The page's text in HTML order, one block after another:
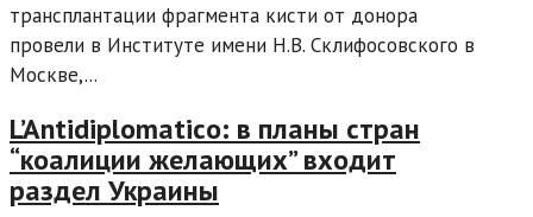
трансплантации фрагмента кисти от донора
провели в Институте имени Н.В. Склифосовского в
Москве,...
L’Antidiplomatico: в планы стран
“коалиции желающих” входит
раздел Украины